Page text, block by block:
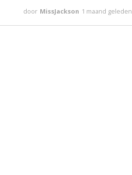
door MissJackson 1 maand geleden